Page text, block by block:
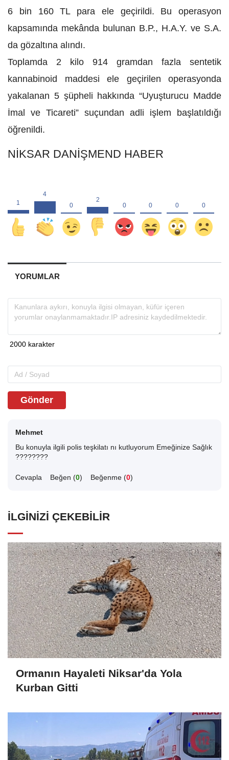
6 bin 160 TL para ele geçirildi. Bu operasyon
kapsamında mekânda bulunan B.P., H.A.Y. ve S.A.
da gözaltına alındı.
Toplamda 2 kilo 914 gramdan fazla sentetik
kannabinoid maddesi ele geçirilen operasyonda
yakalanan 5 şüpheli hakkında “Uyuşturucu Madde
İmal ve Ticareti” suçundan adli işlem başlatıldığı
öğrenildi.
NİKSAR DANİŞMEND HABER
YORUMLAR
Gönder
Mehmet
Bu konuyla ilgili polis teşkilatı nı kutluyorum Emeğinize Sağlık
????????
Cevapla Beğen (0) Beğenme (0)
İLGINIZI ÇEKEBILIR
Ormanın Hayaleti Niksar'da Yola
Kurban Gitti